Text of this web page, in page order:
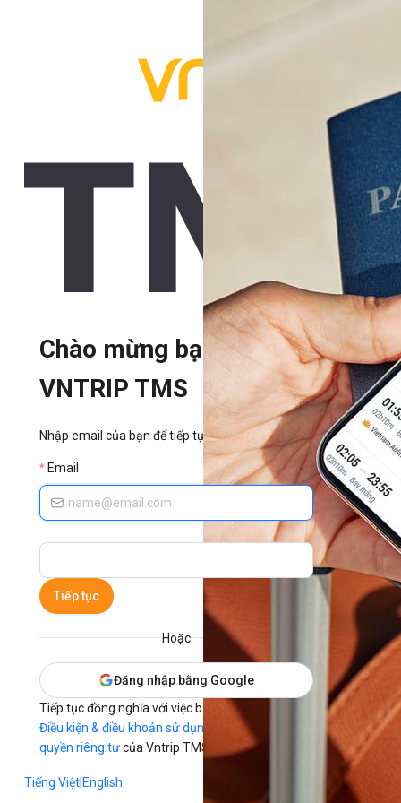
Chào mừng bạn đến với
VNTRIP TMS
Nhập email của bạn để tiếp tục.
Email
Tiếp tục
Hoặc
Đăng nhập bằng Google
Tiếp tục đồng nghĩa với việc bạn đã đồng ý với
Điều kiện & điều khoản sử dụng
Tuyên bố
quyền riêng tưcủa Vntrip TMS.
Tiếng Việt English